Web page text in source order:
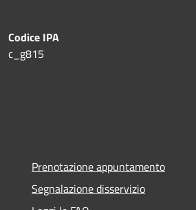
Codice IPA
c_g815
Prenotazione appuntamento
Segnalazione disservizio